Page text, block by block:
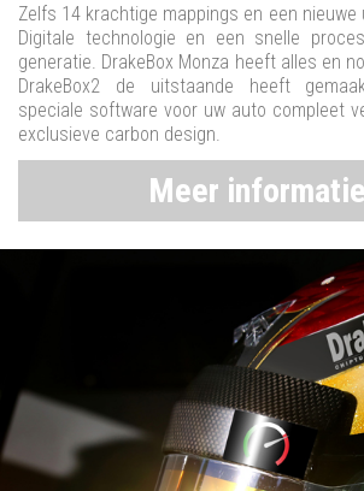
Zelfs 14 krachtige mappings en een nieuwe
Digitale technologie en een snelle
generatie. DrakeBox Monza heeft alles en
DrakeBox2 de uitstaande heeft
speciale software voor uw auto compleet
exclusieve carbon design.
Meer informatie